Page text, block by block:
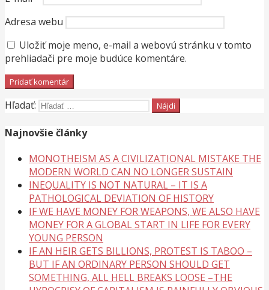
Adresa webu
Uložiť moje meno, e-mail a webovú stránku v tomto
prehliadači pre moje budúce komentáre.
Hľadať:
Najnovšie články
MONOTHEISM AS A CIVILIZATIONAL MISTAKE THE
MODERN WORLD CAN NO LONGER SUSTAIN
INEQUALITY IS NOT NATURAL – IT IS A
PATHOLOGICAL DEVIATION OF HISTORY
IF WE HAVE MONEY FOR WEAPONS, WE ALSO HAVE
MONEY FOR A GLOBAL START IN LIFE FOR EVERY
YOUNG PERSON
IF AN HEIR GETS BILLIONS, PROTEST IS TABOO –
BUT IF AN ORDINARY PERSON SHOULD GET
SOMETHING, ALL HELL BREAKS LOOSE –THE